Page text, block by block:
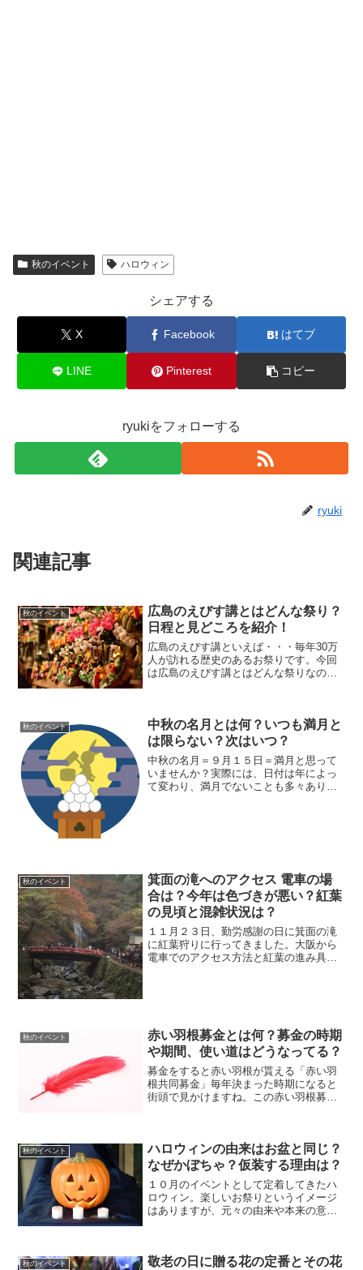
秋のイベント ハロウィン
シェアする
X Facebook はてブ
LINE Pinterest コピー
ryukiをフォローする
ryuki
関連記事
秋のイベント
広島のえびす講とはどんな祭り？
日程と見どころを紹介！
広島のえびす講といえば・・・毎年30万
人が訪れる歴史のあるお祭りです。今回
は広島のえびす講とはどんな祭りなの
秋のイベント
中秋の名月とは何？いつも満月と
は限らない？次はいつ？
中秋の名月＝９月１５日＝満月と思って
いませんか？実際には、日付は年によっ
て変わり、満月でないことも多々ありま
秋のイベント
箕面の滝へのアクセス 電車の場
合は？今年は色づきが悪い？紅葉
の見頃と混雑状況は？
１１月２３日、勤労感謝の日に箕面の滝
に紅葉狩りに行ってきました。大阪から
電車でのアクセス方法と紅葉の進み具
秋のイベント
赤い羽根募金とは何？募金の時期
や期間、使い道はどうなってる？
募金をすると赤い羽根が貰える「赤い羽
根共同募金」毎年決まった時期になると
街頭で見かけますね。この赤い羽根募金
秋のイベント
ハロウィンの由来はお盆と同じ？
なぜかぼちゃ？仮装する理由は？
１０月のイベントとして定着してきたハ
ロウィン。楽しいお祭りというイメージ
はありますが、元々の由来や本来の意味
秋のイベント
敬老の日に贈る花の定番とその花